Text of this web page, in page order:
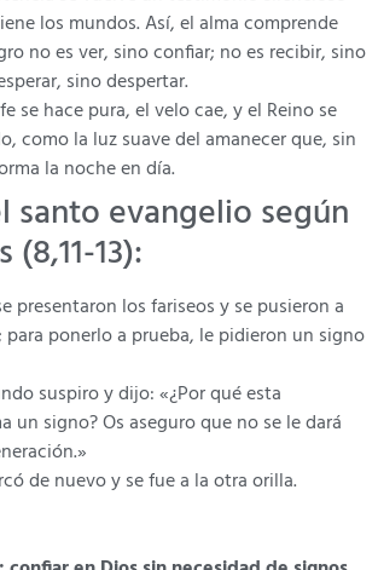
los mundos. Así, el alma comprende
no es ver, sino confiar; no es recibir, sino
sino despertar.
se hace pura, el velo cae, y el Reino se
como la luz suave del amanecer que, sin
la noche en día.
santo evangelio según
13):
presentaron los fariseos y se pusieron a
ponerlo a prueba, le pidieron un signo
suspiro y dijo: «¿Por qué esta
un signo? Os aseguro que no se le dará
de nuevo y se fue a la otra orilla.